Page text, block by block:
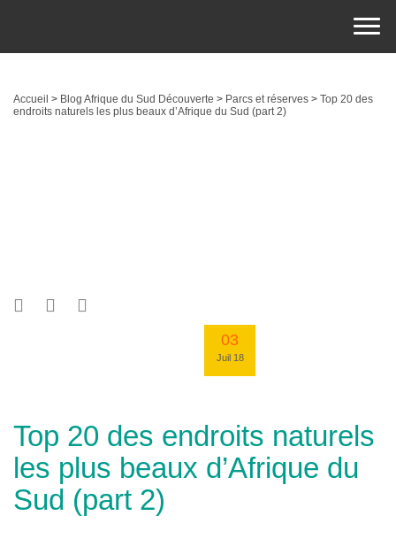
Accueil > Blog Afrique du Sud Découverte > Parcs et réserves > Top 20 des
endroits naturels les plus beaux d’Afrique du Sud (part 2)
03
Juil 18
Top 20 des endroits naturels
les plus beaux d’Afrique du
Sud (part 2)